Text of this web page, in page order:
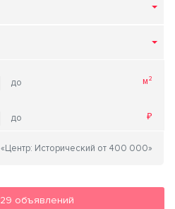
29 объявлений